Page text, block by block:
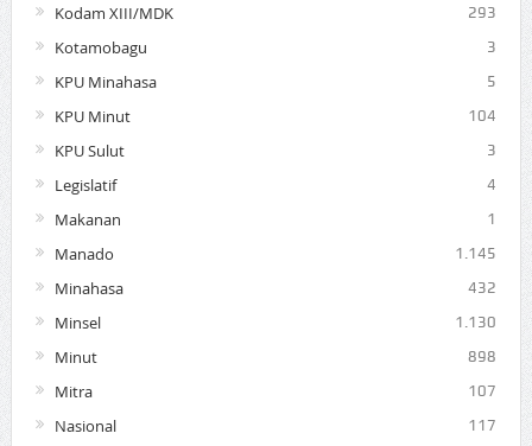
Kodam XIII/MDK 293
Kotamobagu 3
KPU Minahasa 5
KPU Minut 104
KPU Sulut 3
Legislatif 4
Makanan 1
Manado 1.145
Minahasa 432
Minsel 1.130
Minut 898
Mitra 107
Nasional 117